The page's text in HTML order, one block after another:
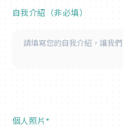
自我介紹（非必填）
個人照片*